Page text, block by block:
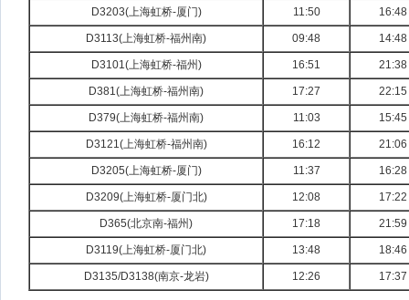
D3203(上海虹桥-厦门) 11:50 16:48
D3113(上海虹桥-福州南) 09:48 14:48
D3101(上海虹桥-福州) 16:51 21:38
D381(上海虹桥-福州南) 17:27 22:15
D379(上海虹桥-福州南) 11:03 15:45
D3121(上海虹桥-福州南) 16:12 21:06
D3205(上海虹桥-厦门) 11:37 16:28
D3209(上海虹桥-厦门北) 12:08 17:22
D365(北京南-福州) 17:18 21:59
D3119(上海虹桥-厦门北) 13:48 18:46
D3135/D3138(南京-龙岩) 12:26 17:37